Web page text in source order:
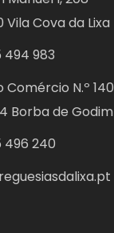
Vila Cova da Lixa
494 983
Comércio N.º 140
Borba de Godim
496 240